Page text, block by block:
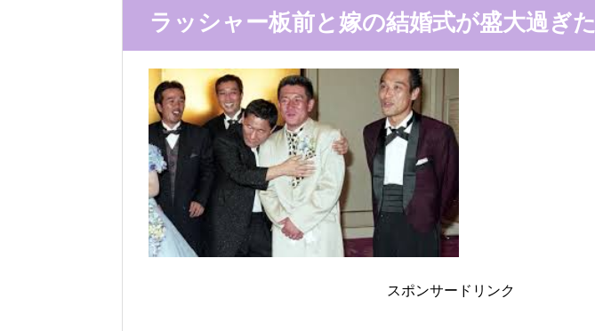
ラッシャー板前と嫁の結婚式が盛大過ぎた
スポンサードリンク